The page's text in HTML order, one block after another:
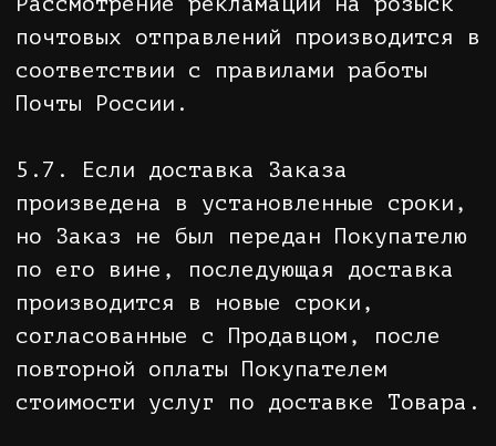
исключением расходов продавца на
доставку от Покупателя
чем через 10 (десять) дней со дня
предъявления Покупателем
7.6. Возврат платы за Товар:
7.6.1. Для возврата/обмена Товара
Покупатель обязан отправить
возвращаемый/обмениваемый Товар
(заказ на возврат/обмен) и пакет
документов почтовым отправлением
либо курьерской службой или
доставить иным образом по
Нижний Новгород, Площадь Советская,